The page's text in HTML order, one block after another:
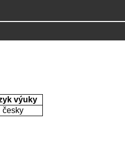
výuky
česky